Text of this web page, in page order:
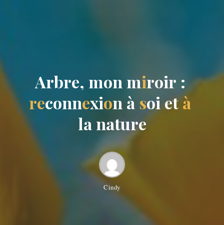
Arbre, mon miroir :
reconnexion à soietà
la nature
Cindy